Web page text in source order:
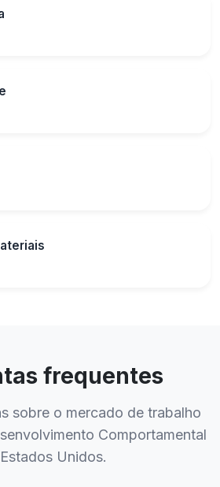
frequentes
sobre o mercado de trabalho
Comportamental
Unidos.